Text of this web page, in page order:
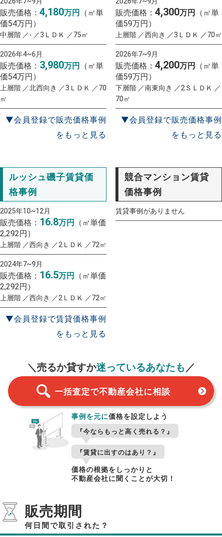
販売価格： 4,180万円
（㎡単
価54万円）
中層階 ／- ／3ＬＤＫ ／75㎡
2026年4~6月
販売価格： 3,980万円
（㎡単
価54万円）
上層階 ／北西向き ／3ＬＤＫ ／70
㎡
▼会員登録で販売価格事例
をもっと見る
販売価格： 4,300万円
（㎡単
価59万円）
上層階 ／西向き ／3ＬＤＫ ／70㎡
2026年7~9月
販売価格： 4,200万円
（㎡単
価59万円）
下層階 ／南東向き ／2ＳＬＤＫ ／
70㎡
▼会員登録で販売価格事例
をもっと見る
ルッシュ磯子賃貸価
格事例
2025年10~12月
販売価格： 16.8万円
（㎡単価
2,292円）
上層階 ／西向き ／2ＬＤＫ ／72㎡
2024年7~9月
販売価格： 16.5万円
（㎡単価
2,292円）
上層階 ／西向き ／2ＬＤＫ ／72㎡
▼会員登録で賃貸価格事例
をもっと見る
競合マンション賃貸
価格事例
賃貸事例がありません
＼売るか貸すか迷っているあなたも ／
一括査定で不動産会社に相談
事例を元に価格を設定しよう
『今ならもっと高く売れる？』
『賃貸に出すのはあり？』
価格の根拠をしっかりと
不動産会社に聞くことが大切！
販売期間
何日間で取引された？